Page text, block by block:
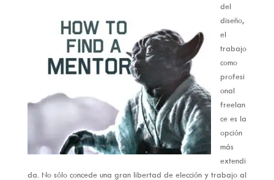
del
diseño,
el
trabajo
como
profesi
onal
freelan
ce es la
opción
más
extendi
da. No sólo concede una gran libertad de elección y trabajo al